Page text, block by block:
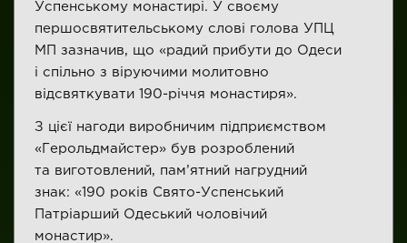
Успенському монастирі. У своєму
першосвятительському слові голова УПЦ
МП зазначив, що «радий прибути до Одеси
і спільно з віруючими молитовно
відсвяткувати 190-річчя монастиря».
З цієї нагоди виробничим підприємством
«Герольдмайстер» був розроблений
та виготовлений, пам’ятний нагрудний
знак: «190 років Свято-Успенський
Патріарший Одеський чоловічий
монастир».